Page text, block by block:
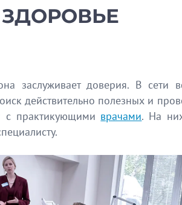
заслуживает доверия. В сети
действительно полезных и
с практикующими врачами. На